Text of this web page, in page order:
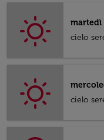
martedì
cielo
cielo